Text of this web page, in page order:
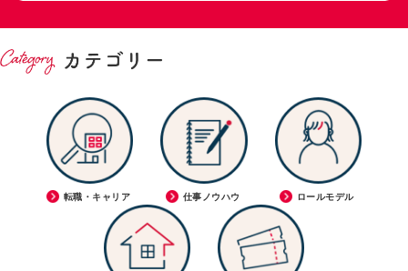
転職・キャリア 仕事ノウハウ ロールモデル